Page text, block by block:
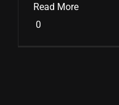
Read More
0